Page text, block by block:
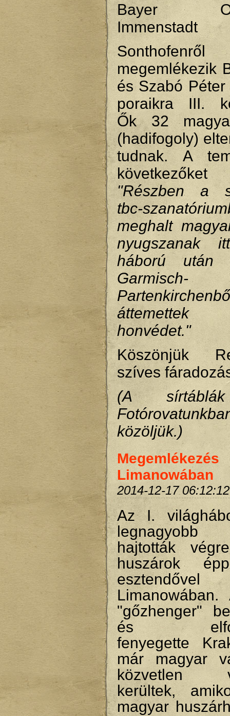
Bayer
Immenstadt
Sonthofenről
megemlékezik
és Szabó
poraikra III.
Ők 32
(hadifogoly)
tudnak. A
"Részben a
tbc-
meghalt
nyugszanak
háború után
Garmisch-
áttemettek
honvédet."
Köszönjük
szíves
(A
közöljük.)
Megemlékezés
Limanowában
2014-12-17 06:12:12
Az I.
legnagyobb
hajtották
huszárok
"gőzhenger"
és
fenyegette
már magyar
közvetlen
kerültek,
magyar